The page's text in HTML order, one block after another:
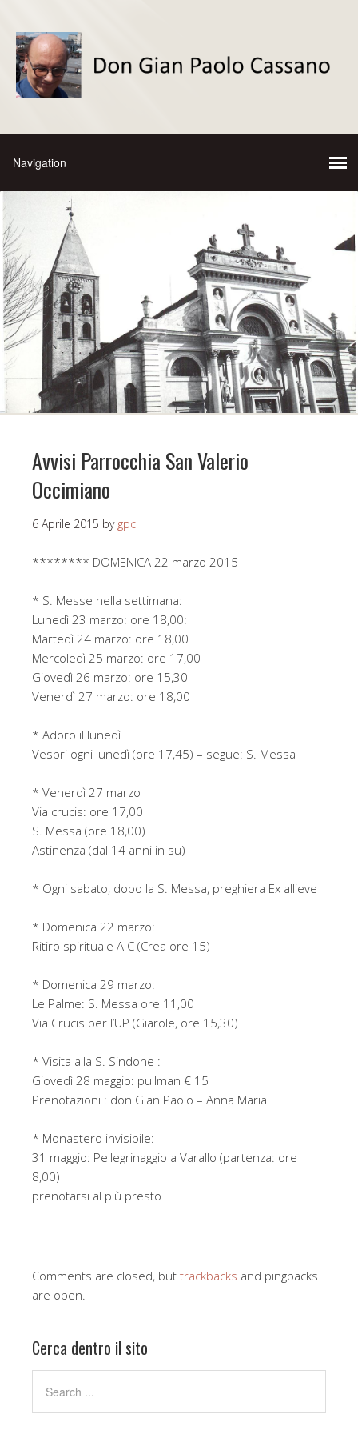
Avvisi Parrocchia San Valerio
Occimiano
6 Aprile 2015 by gpc
******** DOMENICA 22 marzo 2015
* S. Messe nella settimana:
Lunedì 23 marzo: ore 18,00:
Martedì 24 marzo: ore 18,00
Mercoledì 25 marzo: ore 17,00
Giovedì 26 marzo: ore 15,30
Venerdì 27 marzo: ore 18,00
* Adoro il lunedì
Vespri ogni lunedì (ore 17,45) – segue: S. Messa
* Venerdì 27 marzo
Via crucis: ore 17,00
S. Messa (ore 18,00)
Astinenza (dal 14 anni in su)
* Ogni sabato, dopo la S. Messa, preghiera Ex allieve
* Domenica 22 marzo:
Ritiro spirituale A C (Crea ore 15)
* Domenica 29 marzo:
Le Palme: S. Messa ore 11,00
Via Crucis per l’UP (Giarole, ore 15,30)
* Visita alla S. Sindone :
Giovedì 28 maggio: pullman € 15
Prenotazioni : don Gian Paolo – Anna Maria
* Monastero invisibile:
31 maggio: Pellegrinaggio a Varallo (partenza: ore
8,00)
prenotarsi al più presto
Comments are closed, but trackbacks and pingbacks
are open.
Cerca dentro il sito